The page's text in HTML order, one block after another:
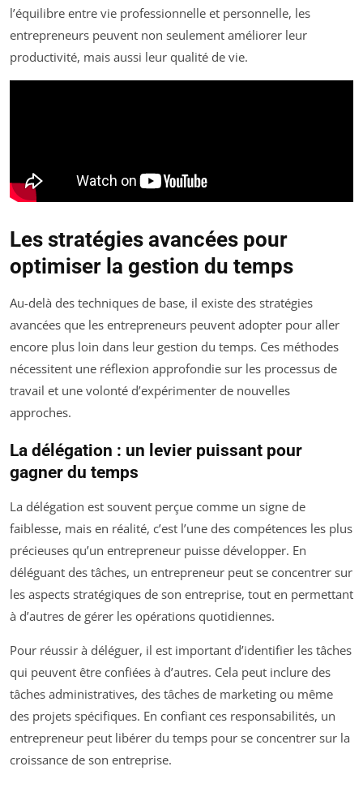
l’équilibre entre vie professionnelle et personnelle, les
entrepreneurs peuvent non seulement améliorer leur
productivité, mais aussi leur qualité de vie.
Les stratégies avancées pour
optimiser la gestion du temps
Au-delà des techniques de base, il existe des stratégies
avancées que les entrepreneurs peuvent adopter pour aller
encore plus loin dans leur gestion du temps. Ces méthodes
nécessitent une réflexion approfondie sur les processus de
travail et une volonté d’expérimenter de nouvelles
approches.
La délégation : un levier puissant pour
gagner du temps
La délégation est souvent perçue comme un signe de
faiblesse, mais en réalité, c’est l’une des compétences les plus
précieuses qu’un entrepreneur puisse développer. En
déléguant des tâches, un entrepreneur peut se concentrer sur
les aspects stratégiques de son entreprise, tout en permettant
à d’autres de gérer les opérations quotidiennes.
Pour réussir à déléguer, il est important d’identifier les tâches
qui peuvent être confiées à d’autres. Cela peut inclure des
tâches administratives, des tâches de marketing ou même
des projets spécifiques. En confiant ces responsabilités, un
entrepreneur peut libérer du temps pour se concentrer sur la
croissance de son entreprise.